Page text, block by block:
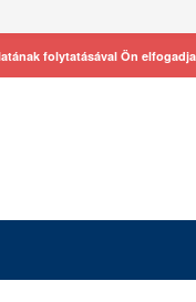
folytatásával Ön